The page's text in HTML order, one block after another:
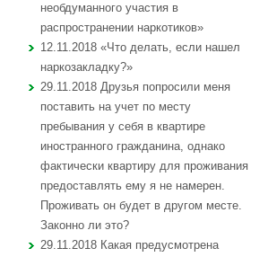
необдуманного участия в
распространении наркотиков»
12.11.2018 «Что делать, если нашел
наркозакладку?»
29.11.2018 Друзья попросили меня
поставить на учет по месту
пребывания у себя в квартире
иностранного гражданина, однако
фактически квартиру для проживания
предоставлять ему я не намерен.
Проживать он будет в другом месте.
Законно ли это?
29.11.2018 Какая предусмотрена